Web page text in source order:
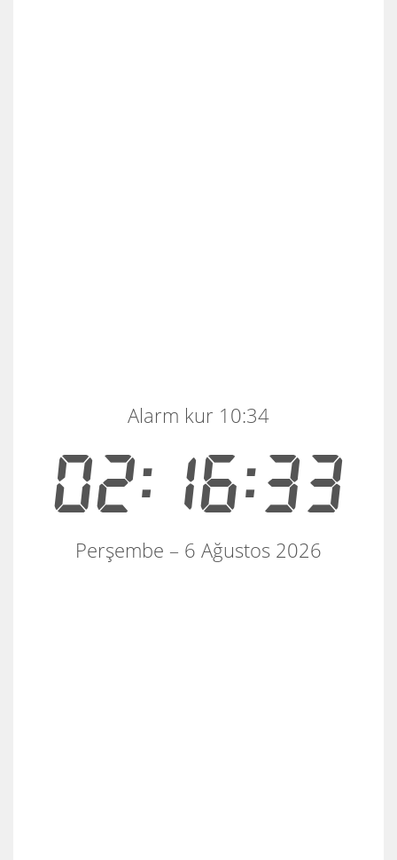
02:16:33
Alarm kur 10:34
Perşembe – 6 Ağustos 2026